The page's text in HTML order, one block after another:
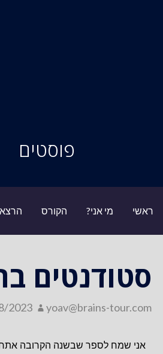
פוסטים
ראשי מי אני? הקורס
סטודנטים
2023 yoav@brains-tour.com
אני שמח לספר שבשנה הקרובה